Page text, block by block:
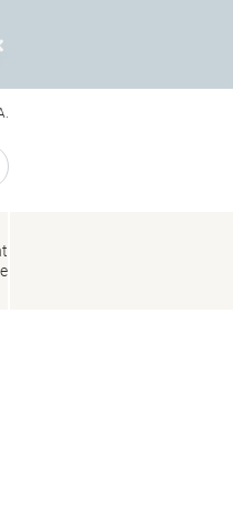
Close